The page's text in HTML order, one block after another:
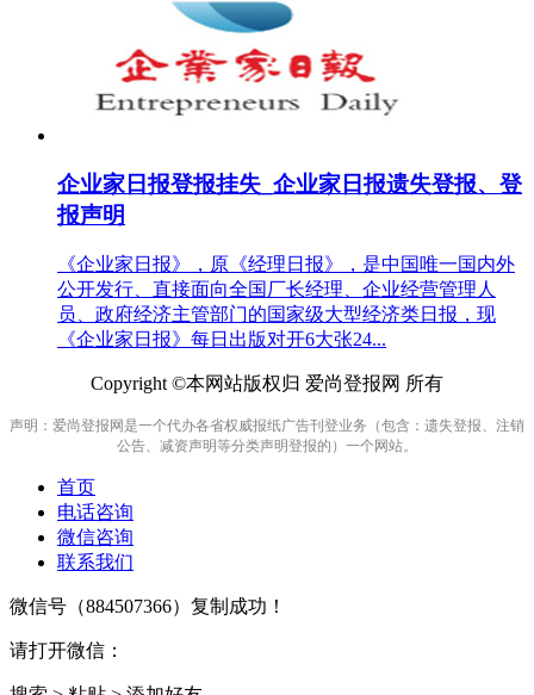
企业家日报登报挂失_企业家日报遗失登报、登
报声明
《企业家日报》，原《经理日报》，是中国唯一国内外
公开发行、直接面向全国厂长经理、企业经营管理人
员、政府经济主管部门的国家级大型经济类日报，现
《企业家日报》每日出版对开6大张24...
Copyright ©本网站版权归 爱尚登报网 所有
声明：爱尚登报网是一个代办各省权威报纸广告刊登业务（包含：遗失登报、注销
公告、减资声明等分类声明登报的）一个网站。
首页
电话咨询
微信咨询
联系我们
微信号（884507366）复制成功！
请打开微信：